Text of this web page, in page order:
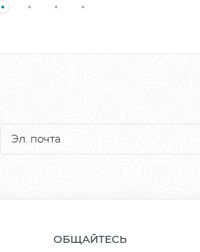
ОБЩАЙТЕСЬ